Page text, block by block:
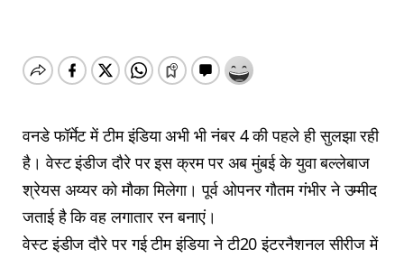
वनडे फॉर्मेट में टीम इंडिया अभी भी नंबर 4 की पहले ही सुलझा रही
है। वेस्ट इंडीज दौरे पर इस क्रम पर अब मुंबई के युवा बल्लेबाज
श्रेयस अय्यर को मौका मिलेगा। पूर्व ओपनर गौतम गंभीर ने उम्मीद
जताई है कि वह लगातार रन बनाएं।
वेस्ट इंडीज दौरे पर गई टीम इंडिया ने टी20 इंटरनैशनल सीरीज में